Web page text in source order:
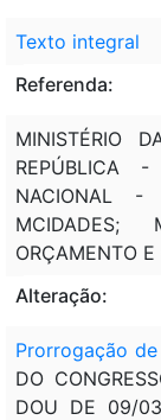
Texto integral
Referenda:
MINISTÉRIO
REPÚBLICA -
NACIONAL -
MCIDADES;
ORÇAMENTO
Alteração:
Prorrogação
DO
DOU DE 09/